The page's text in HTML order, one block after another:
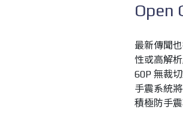
Open
最新傳聞
性或高解
60P 無裁
手震系統
積極防手